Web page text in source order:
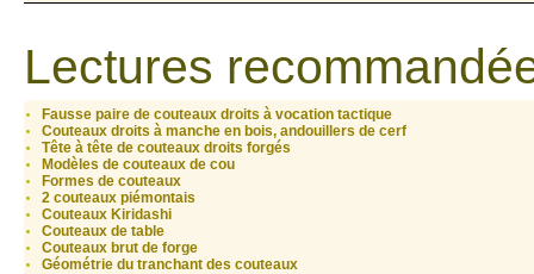
Lectures
Fausse paire de couteaux droits à vocation tactique
Couteaux droits à manche en bois, andouillers de cerf
Tête à tête de couteaux droits forgés
Modèles de couteaux de cou
Formes de couteaux
2 couteaux piémontais
Couteaux Kiridashi
Couteaux de table
Couteaux brut de forge
Géométrie du tranchant des couteaux